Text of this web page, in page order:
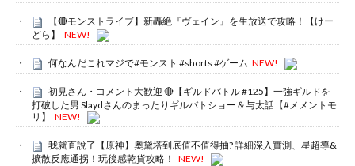
【🔴モンストライブ】新轟絶『ヴェイン』を生放送で攻略！【けー
どら】
NEW!
何なんだこれマジで#モンスト #shorts #ゲーム NEW!
初見さん・コメント大歓迎 🔴【ギルドバトル #125】一強ギルドを
打破した男 Slaydさんのまったりギルバトショー＆与太話【#メメントモ
リ】
NEW!
我就直說了【原神】奧黛塔到底值不值得抽? 詳細深入實測、星超導&
擴散反應通拐！玩後感乾貨攻略！
NEW!